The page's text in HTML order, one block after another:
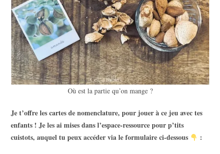
Où est la partie qu’on mange ?
Je t’offre les cartes de nomenclature, pour jouer à ce jeu avec tes
enfants ! Je les ai mises dans l’espace-ressource pour p’tits
cuistots, auquel tu peux accéder via le formulaire ci-dessous
: